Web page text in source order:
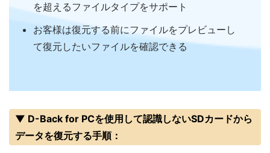
を超えるファイルタイプをサポート
お客様は復元する前にファイルをプレビューし
て復元したいファイルを確認できる
▼ D-Back for PCを使用して認識しないSDカードから
データを復元する手順：